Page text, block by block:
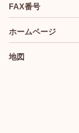
FAX番号
ホームページ
地図